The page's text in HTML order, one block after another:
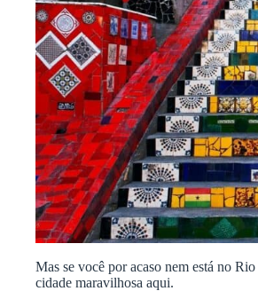
Mas se você por acaso nem está no
cidade maravilhosa aqui.